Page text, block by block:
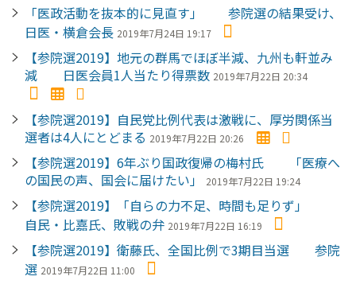
「医政活動を抜本的に見直す」 参院選の結果受け、
日医・横倉会長 2019年7月24日 19:17
【参院選2019】地元の群馬でほぼ半減、九州も軒並み
減 日医会員1人当たり得票数 2019年7月22日 20:34
【参院選2019】自民党比例代表は激戦に、厚労関係当
選者は4人にとどまる 2019年7月22日 20:26
【参院選2019】6年ぶり国政復帰の梅村氏 「医療へ
の国民の声、国会に届けたい」
2019年7月22日 19:24
【参院選2019】「自らの力不足、時間も足りず」
自民・比嘉氏、敗戦の弁 2019年7月22日 16:19
【参院選2019】衛藤氏、全国比例で3期目当選 参院
選 2019年7月22日 11:00